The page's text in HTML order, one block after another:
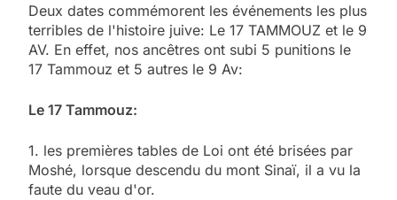
Deux dates commémorent les événements les plus
terribles de l'histoire juive: Le 17 TAMMOUZ et le 9
AV. En effet, nos ancêtres ont subi 5 punitions le
17 Tammouz et 5 autres le 9 Av:
Le 17 Tammouz:
1. les premières tables de Loi ont été brisées par
Moshé, lorsque descendu du mont Sinaï, il a vu la
faute du veau d'or.